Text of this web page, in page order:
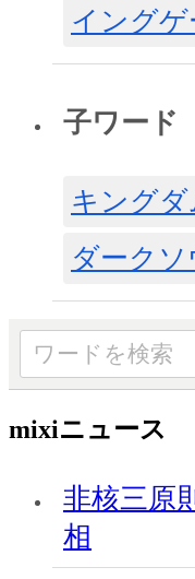
イングゲ
子ワード
キング
ダークソ
mixiニュース
非核三原
相